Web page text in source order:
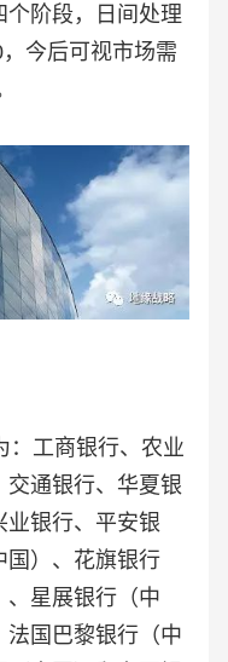
个阶段，日间处理
今后可视市场需
：工商银行、农业
通银行、华夏银
业银行、平安银
国）、花旗银行
、星展银行（中
法国巴黎银行（中